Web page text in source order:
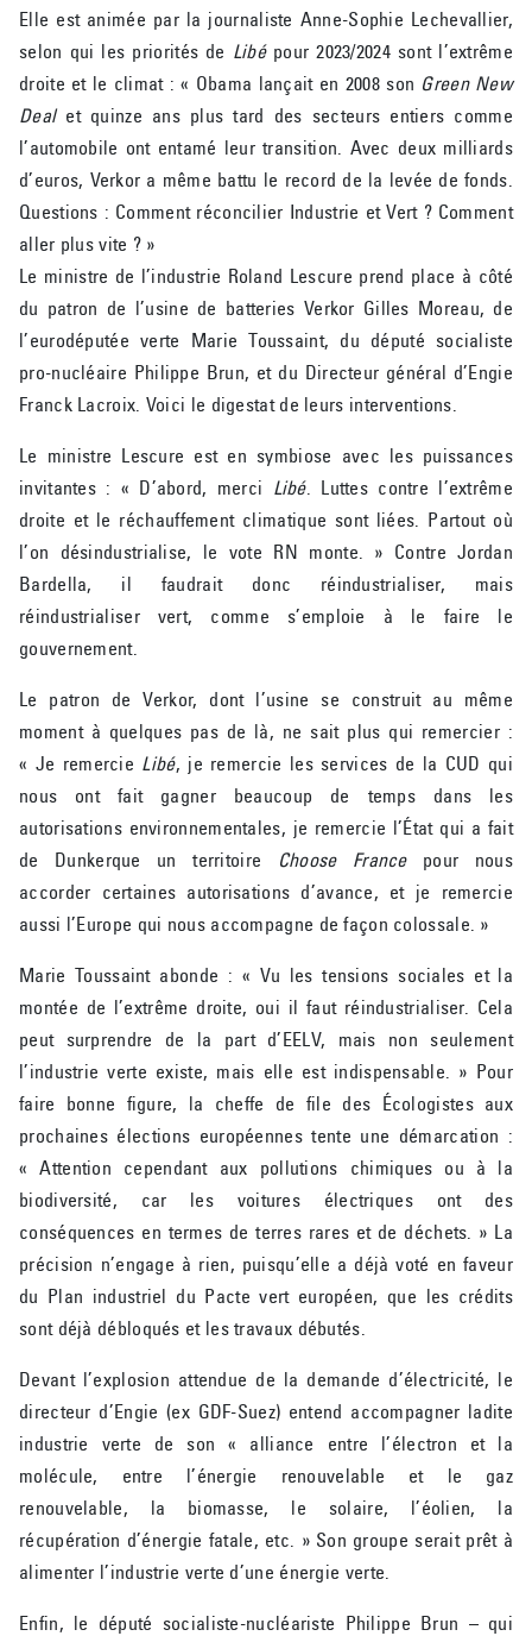
Elle est animée par la journaliste Anne-Sophie Lechevallier,
selon qui les priorités de Libépour 2023/2024 sont l’extrême
droite et le climat : « Obama lançait en 2008 son Green New
Dealet quinze ans plus tard des secteurs entiers comme
l’automobile ont entamé leur transition. Avec deux milliards
d’euros, Verkor a même battu le record de la levée de fonds.
Questions : Comment réconcilier Industrie et Vert ? Comment
aller plus vite ? »
Le ministre de l’industrie Roland Lescure prend place à côté
du patron de l’usine de batteries Verkor Gilles Moreau, de
l’eurodéputée verte Marie Toussaint, du député socialiste
pro-nucléaire Philippe Brun, et du Directeur général d’Engie
Franck Lacroix. Voici le digestat de leurs interventions.
Le ministre Lescure est en symbiose avec les puissances
invitantes : « D’abord, merci Libé. Luttes contre l’extrême
droite et le réchauffement climatique sont liées. Partout où
l’on désindustrialise, le vote RN monte. » Contre Jordan
Bardella, il faudrait donc réindustrialiser, mais
réindustrialiser vert, comme s’emploie à le faire le
gouvernement.
Le patron de Verkor, dont l’usine se construit au même
moment à quelques pas de là, ne sait plus qui remercier :
« Je remercie Libé, je remercie les services de la CUD qui
nous ont fait gagner beaucoup de temps dans les
autorisations environnementales, je remercie l’État qui a fait
de Dunkerque un territoire
Choose Francepour nous
accorder certaines autorisations d’avance, et je remercie
aussi l’Europe qui nous accompagne de façon colossale. »
Marie Toussaint abonde : « Vu les tensions sociales et la
montée de l’extrême droite, oui il faut réindustrialiser. Cela
peut surprendre de la part d’EELV, mais non seulement
l’industrie verte existe, mais elle est indispensable. » Pour
faire bonne figure, la cheffe de file des Écologistes aux
prochaines élections européennes tente une démarcation :
« Attention cependant aux pollutions chimiques ou à la
biodiversité, car les voitures électriques ont des
conséquences en termes de terres rares et de déchets. » La
précision n’engage à rien, puisqu’elle a déjà voté en faveur
du Plan industriel du Pacte vert européen, que les crédits
sont déjà débloqués et les travaux débutés.
Devant l’explosion attendue de la demande d’électricité, le
directeur d’Engie (ex GDF-Suez) entend accompagner ladite
industrie verte de son « alliance entre l’électron et la
molécule, entre l’énergie renouvelable et le gaz
renouvelable, la biomasse, le solaire, l’éolien, la
récupération d’énergie fatale, etc. » Son groupe serait prêt à
alimenter l’industrie verte d’une énergie verte.
Enfin, le député socialiste-nucléariste Philippe Brun – qui